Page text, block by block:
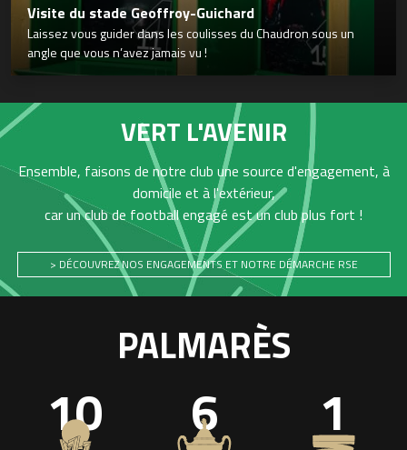
Visite du stade Geoffroy-Guichard
Laissez vous guider dans les coulisses du Chaudron sous un
angle que vous n’avez jamais vu !
VERT L'AVENIR
Ensemble, faisons de notre club une source d'engagement, à
domicile et à l'extérieur,
car un club de football engagé est un club plus fort !
> DÉCOUVREZ NOS ENGAGEMENTS ET NOTRE DÉMARCHE RSE
PALMARÈS
10 6 1